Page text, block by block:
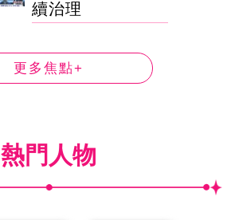
續治理
更多焦點+
熱門人物